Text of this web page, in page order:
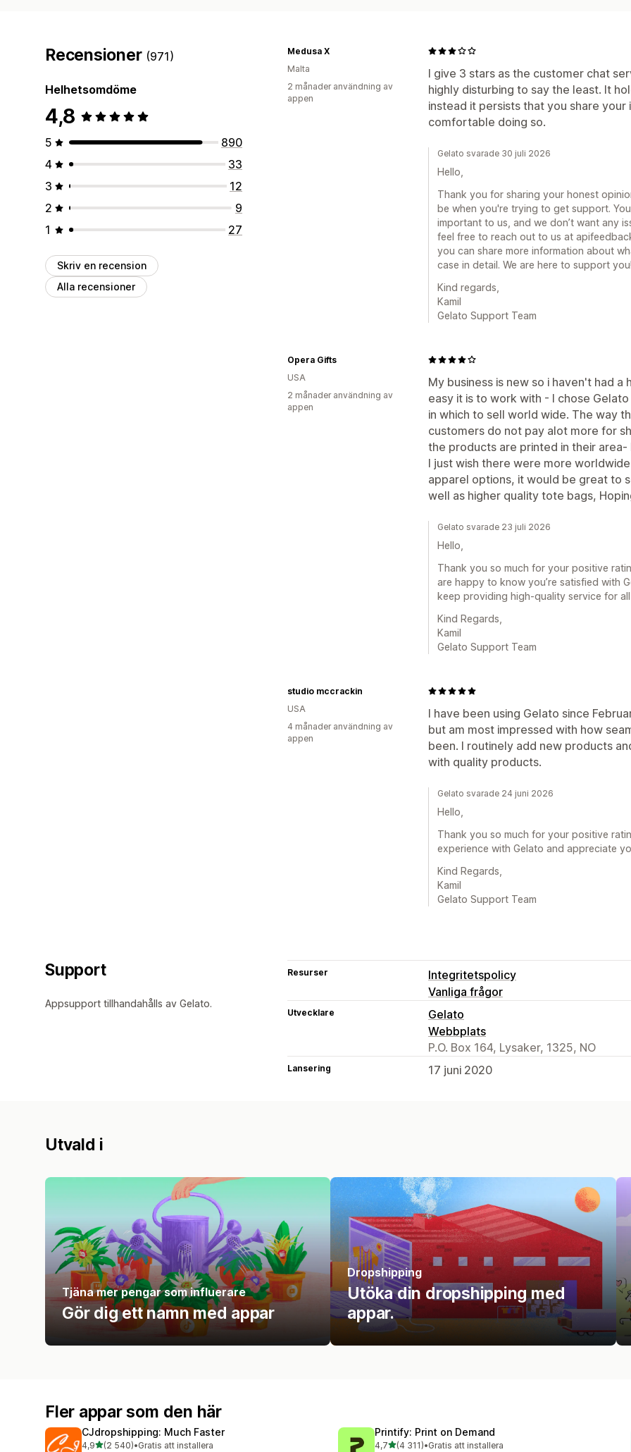
Recensioner (971)
Helhetsomdöme
4,8
5
890
4
33
3
12
2
9
1
27
Skriv en recension
Alla recensioner
I give 3 stars as the customer chat
highly disturbing to say the least. It
instead it persists that you share
comfortable doing so.
Medusa X
Malta
2 månader användning av
appen
Gelato svarade 30 juli 2026
Hello,
Thank you for sharing your honest
be when you're trying to get support.
important to us, and we don’t want any
feel free to reach out to us at
you can share more information about
case in detail. We are here to support you!
Kind regards,
Kamil
Gelato Support Team
My business is new so i haven't had
easy it is to work with - I chose
in which to sell world wide. The way
customers do not pay alot more for
the products are printed in their area-
I just wish there were more
apparel options, it would be great to
well as higher quality tote bags,
Opera Gifts
USA
2 månader användning av
appen
Gelato svarade 23 juli 2026
Hello,
Thank you so much for your positive
are happy to know you’re satisfied with
keep providing high-quality service for
Kind Regards,
Kamil
Gelato Support Team
I have been using Gelato since
but am most impressed with how
been. I routinely add new products
with quality products.
studio mccrackin
USA
4 månader användning av
appen
Gelato svarade 24 juni 2026
Hello,
Thank you so much for your positive
experience with Gelato and appreciate
Kind Regards,
Kamil
Gelato Support Team
Support
Appsupport tillhandahålls av Gelato.
Resurser
Integritetspolicy
Vanliga frågor
Utvecklare
Gelato
Webbplats
P.O. Box 164, Lysaker, 1325, NO
Lansering 17 juni 2020
Utvald i
Tjäna mer pengar som influerare
Gör dig ett namn med appar
Dropshipping
Utöka din dropshipping med
appar.
Fler appar som den här
CJdropshipping: Much Faster
4,9av 5 stjärnor
(2 540)•Gratis att installera
Printify: Print on Demand
4,7av 5 stjärnor
(4 311)•Gratis att installera